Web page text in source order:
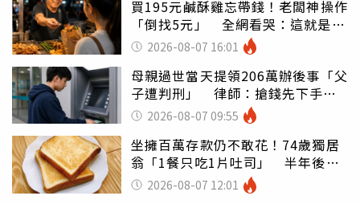
買195元鹹酥雞忘帶錢！老闆神操作
「倒找5元」 全網看哭：這就是台
灣 2026-08-07 16:01
母親過世當天提領206萬辦後事「父
子遭判刑」 律師：搶錢先下手是
罪 2026-08-07 09:55
坐擁百萬存款仍不敢花！74歲獨居
翁「1餐只吃1片吐司」 半年後暴
瘦嚇壞女兒
2026-08-07 12:01